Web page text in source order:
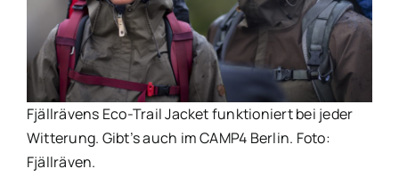
Fjällrävens Eco-Trail Jacket funktioniert bei jeder
Witterung. Gibt’s auch im CAMP4 Berlin. Foto:
Fjällräven.